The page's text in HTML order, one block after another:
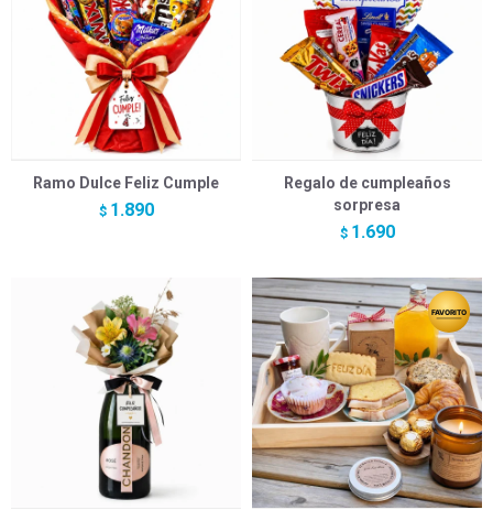
Ramo Dulce Feliz Cumple
$ 1.890
Regalo de cumpleaños
sorpresa
$ 1.690